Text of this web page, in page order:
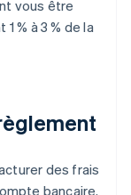
vous être
% à 3 % de la
des frais
bancaire.